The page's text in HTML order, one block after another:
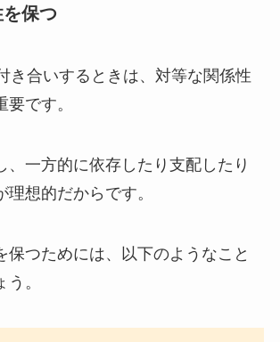
保つ
き合いするときは、対等な関係性
です。
、一方的に依存したり支配したり
理想的だからです。
保つためには、以下のようなこと
。